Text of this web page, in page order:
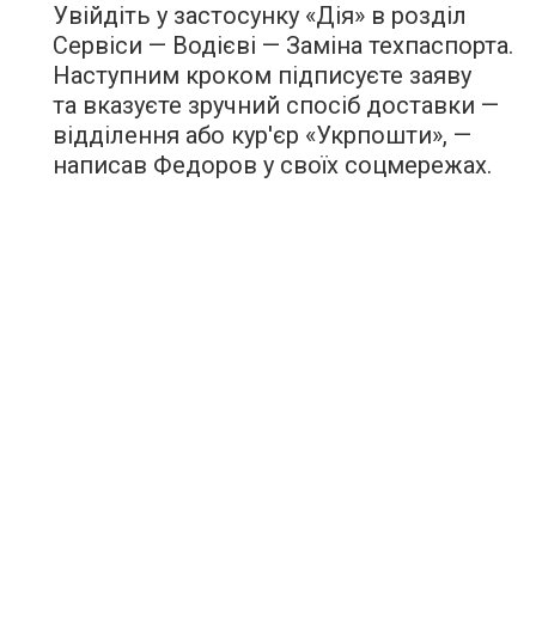
Увійдіть у застосунку «Дія» в розділ
Сервіси — Водієві — Заміна техпаспорта.
Наступним кроком підписуєте заяву
та вказуєте зручний спосіб доставки —
відділення або кур'єр «Укрпошти», —
написав Федоров у своїх соцмережах.